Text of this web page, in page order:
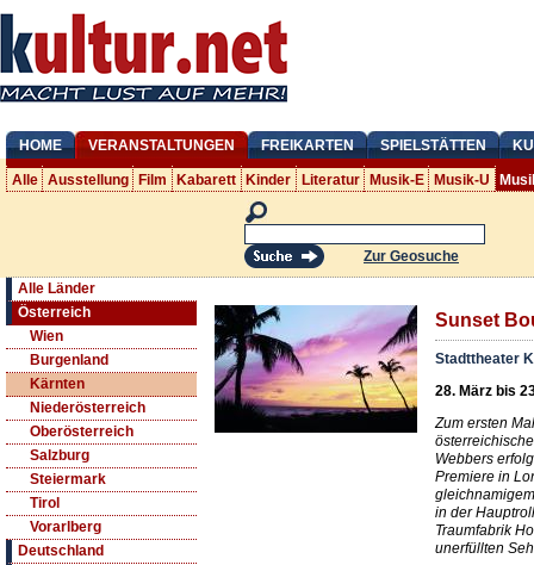
HOME VERANSTALTUNGEN FREIKARTEN SPIELSTÄTTEN
Alle Ausstellung Film Kabarett Kinder Literatur Musik-E Musik-U
Zur Geosuche
Alle Länder
Österreich
Wien
Burgenland
Kärnten
Niederösterreich
Oberösterreich
Salzburg
Steiermark
Tirol
Vorarlberg
Deutschland
Sunset
Stadttheater
28. März bis
Zum ersten
Webbers
Premiere in
in der
Traumfabrik
unerfüllten